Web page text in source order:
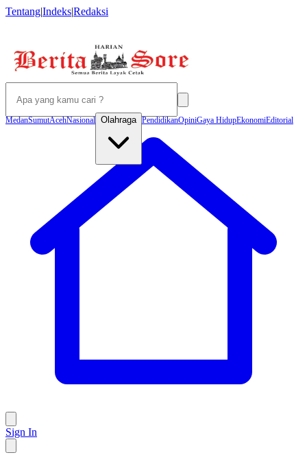
Tentang|Indeks|Redaksi
MedanSumutAcehNasional Olahraga PendidikanOpiniGaya HidupEkonomiEditorial
Sign In